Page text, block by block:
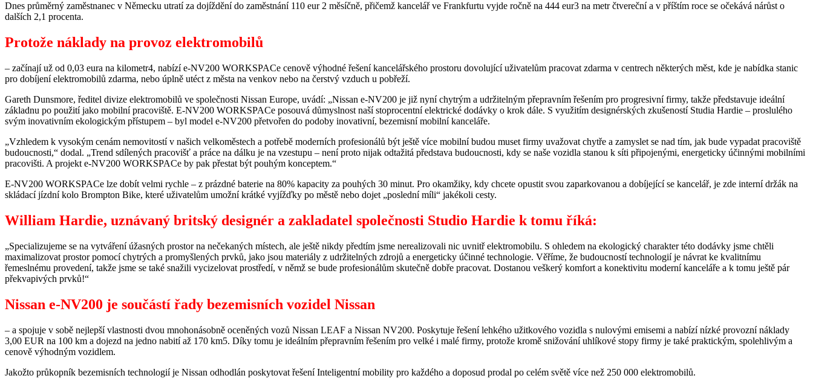
Dnes průměrný zaměstnanec v Německu utratí za dojíždění do zaměstnání 110 eur 2 měsíčně, přičemž kancelář ve Frankfurtu vyjde ročně na 444 eur3 na metr čtvereční a v příštím roce se očekává nárůst o
dalších 2,1 procenta.
Protože náklady na provoz elektromobilů
– začínají už od 0,03 eura na kilometr4, nabízí e-NV200 WORKSPACe cenově výhodné řešení kancelářského prostoru dovolující uživatelům pracovat zdarma v centrech některých měst, kde je nabídka stanic
pro dobíjení elektromobilů zdarma, nebo úplně utéct z města na venkov nebo na čerstvý vzduch u pobřeží.
Gareth Dunsmore, ředitel divize elektromobilů ve společnosti Nissan Europe, uvádí: „Nissan e-NV200 je již nyní chytrým a udržitelným přepravním řešením pro progresivní firmy, takže představuje ideální
základnu po použití jako mobilní pracoviště. E-NV200 WORKSPACe posouvá důmyslnost naší stoprocentní elektrické dodávky o krok dále. S využitím designérských zkušeností Studia Hardie – proslulého
svým inovativním ekologickým přístupem – byl model e-NV200 přetvořen do podoby inovativní, bezemisní mobilní kanceláře.
„Vzhledem k vysokým cenám nemovitostí v našich velkoměstech a potřebě moderních profesionálů být ještě více mobilní budou muset firmy uvažovat chytře a zamyslet se nad tím, jak bude vypadat pracoviště
budoucnosti,“ dodal. „Trend sdílených pracovišť a práce na dálku je na vzestupu – není proto nijak odtažitá představa budoucnosti, kdy se naše vozidla stanou k síti připojenými, energeticky účinnými mobilními
pracovišti. A projekt e-NV200 WORKSPACe by pak přestat být pouhým konceptem.“
E-NV200 WORKSPACe lze dobít velmi rychle – z prázdné baterie na 80% kapacity za pouhých 30 minut. Pro okamžiky, kdy chcete opustit svou zaparkovanou a dobíjející se kancelář, je zde interní držák na
skládací jízdní kolo Brompton Bike, které uživatelům umožní krátké vyjížďky po městě nebo dojet „poslední míli“ jakékoli cesty.
William Hardie, uznávaný britský designér a zakladatel společnosti Studio Hardie k tomu říká:
„Specializujeme se na vytváření úžasných prostor na nečekaných místech, ale ještě nikdy předtím jsme nerealizovali nic uvnitř elektromobilu. S ohledem na ekologický charakter této dodávky jsme chtěli
maximalizovat prostor pomocí chytrých a promyšlených prvků, jako jsou materiály z udržitelných zdrojů a energeticky účinné technologie. Věříme, že budoucností technologií je návrat ke kvalitnímu
řemeslnému provedení, takže jsme se také snažili vycizelovat prostředí, v němž se bude profesionálům skutečně dobře pracovat. Dostanou veškerý komfort a konektivitu moderní kanceláře a k tomu ještě pár
překvapivých prvků!“
Nissan e-NV200 je součástí řady bezemisních vozidel Nissan
– a spojuje v sobě nejlepší vlastnosti dvou mnohonásobně oceněných vozů Nissan LEAF a Nissan NV200. Poskytuje řešení lehkého užitkového vozidla s nulovými emisemi a nabízí nízké provozní náklady
3,00 EUR na 100 km a dojezd na jedno nabití až 170 km5. Díky tomu je ideálním přepravním řešením pro velké i malé firmy, protože kromě snižování uhlíkové stopy firmy je také praktickým, spolehlivým a
cenově výhodným vozidlem.
Jakožto průkopník bezemisních technologií je Nissan odhodlán poskytovat řešení Inteligentní mobility pro každého a doposud prodal po celém světě více než 250 000 elektromobilů.